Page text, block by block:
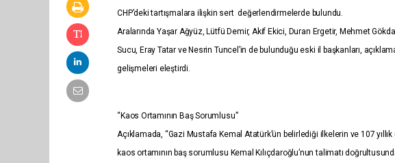
CHP’deki tartışmalara ilişkin sert değerlendirmelerde bulundu.
Aralarında Yaşar Ağyüz, Lütfü Demir, Akif Ekici, Duran Ergetir, Mehmet
Sucu, Eray Tatar ve Nesrin Tuncel’in de bulunduğu eski il başkanları,
gelişmeleri eleştirdi.
“Kaos Ortamının Baş Sorumlusu”
Açıklamada, “Gazi Mustafa Kemal Atatürk’ün belirlediği ilkelerin ve 107
kaos ortamının baş sorumlusu Kemal Kılıçdaroğlu’nun talimatı